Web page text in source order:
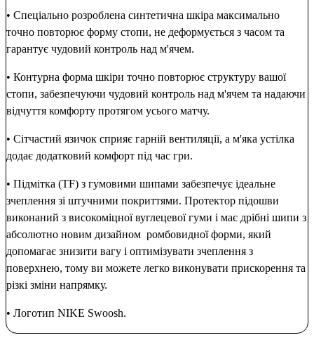
• Спеціально розроблена синтетична шкіра максимально
точно повторює форму стопи, не деформується з часом та
гарантує чудовий контроль над м'ячем.
• Контурна форма шкіри точно повторює структуру вашої
стопи, забезпечуючи чудовий контроль над м'ячем та надаючи
відчуття комфорту протягом усього матчу.
• Сітчастий язичок сприяє гарній вентиляції, а м'яка устілка
додає додатковий комфорт під час гри.
• Підмітка (TF) з гумовими шипами забезпечує ідеальне
зчеплення зі штучними покриттями. Протектор підошви
виконаний з високоміцної вуглецевої гуми і має дрібні шипи з
абсолютно новим дизайном ромбовидної форми, який
допомагає знизити вагу і оптимізувати зчеплення з
поверхнею, тому ви можете легко виконувати прискорення та
різкі зміни напрямку.
• Логотип NIKE Swoosh.